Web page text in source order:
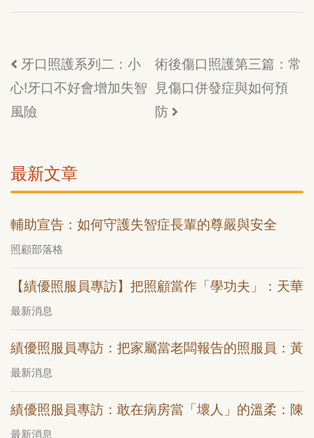
牙口照護系列二：小
心!牙口不好會增加失智
風險
術後傷口照護第三篇：常
見傷口併發症與如何預
防
最新文章
輔助宣告：如何守護失智症長輩的尊嚴與安全
照顧部落格
【績優照服員專訪】把照顧當作「學功夫」：天華
最新消息
績優照服員專訪：把家屬當老闆報告的照服員：黃
最新消息
績優照服員專訪：敢在病房當「壞人」的溫柔：陳
最新消息